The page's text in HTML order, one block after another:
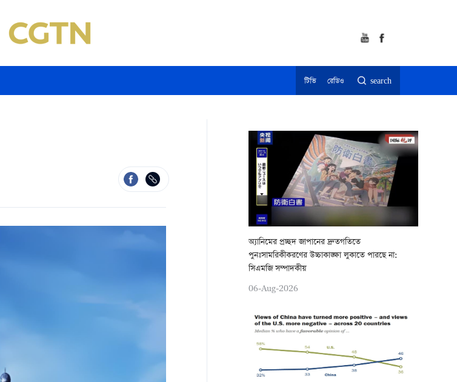
টিভি রেডিও search
অ্যানিমের প্রচ্ছদ জাপানের দ্রুতগতিতে
পুনঃসামরিকীকরণের উচ্চাকাঙ্ক্ষা লুকাতে পারছে না:
সিএমজি সম্পাদকীয়
06-Aug-2026